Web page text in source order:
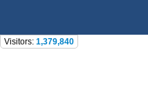
Visitors: 1,379,840